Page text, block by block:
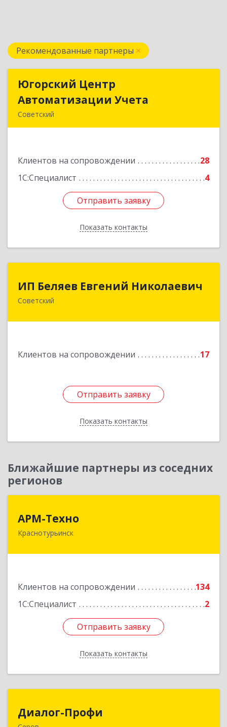
Рекомендованные партнеры
Югорский Центр
Автоматизации Учета
Советский
Клиентов на сопровождении
28
1С:Специалист
4
Отправить заявку
Показать контакты
Югорский Центр
Автоматизации Учета
Подробнее
Отправить заявку
Назад
ИП Беляев Евгений Николаевич
Советский
Клиентов на сопровождении 17
Отправить заявку
Показать контакты
ИП Беляев Евгений Николаевич
628240, Ханты-Мансийский Автономный округ
Подробнее
Отправить заявку
Назад
Ближайшие партнеры из соседних
регионов
АРМ-Техно
Краснотурьинск
Клиентов на сопровождении
134
1С:Специалист
2
Отправить заявку
Показать контакты
624447, Свердловская обл, Краснотурьинск г,
Отправить заявку
Назад
Диалог-Профи